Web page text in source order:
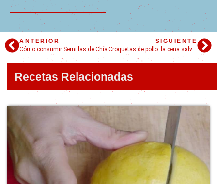
ANTERIOR
Cómo consumir Semillas de Chía
SIGUIENTE
Croquetas de pollo: la cena salvadora
Recetas Relacionadas